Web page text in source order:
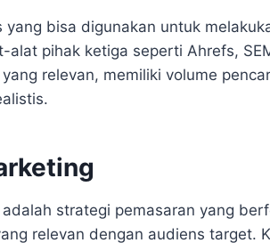
bisa digunakan untuk
alat pihak ketiga seperti Ahrefs,
relevan, memiliki volume
strategi pemasaran yang
relevan dengan audiens target.